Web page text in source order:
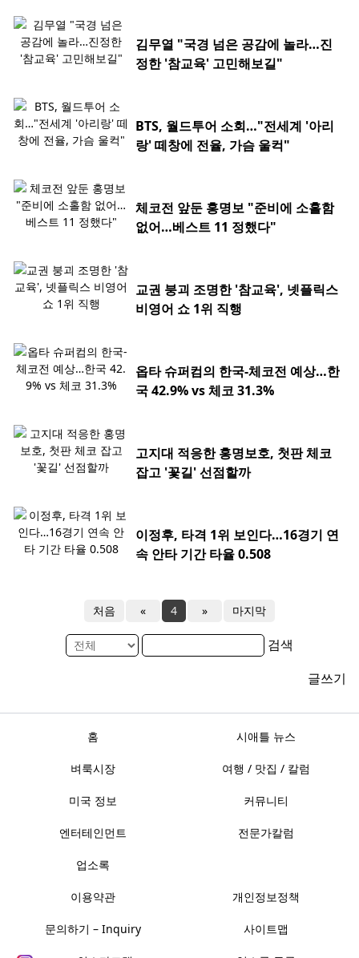
김무열 "국경 넘은 공감에 놀라…진
정한 '참교육' 고민해보길"
BTS, 월드투어 소회…"전세계 '아리
랑' 떼창에 전율, 가슴 울컥"
체코전 앞둔 홍명보 "준비에 소홀함
없어…베스트 11 정했다"
교권 붕괴 조명한 '참교육', 넷플릭스
비영어 쇼 1위 직행
옵타 슈퍼컴의 한국-체코전 예상…한
국 42.9% vs 체코 31.3%
고지대 적응한 홍명보호, 첫판 체코
잡고 '꽃길' 선점할까
이정후, 타격 1위 보인다…16경기 연
속 안타 기간 타율 0.508
처음 « 4 » 마지막
검색
글쓰기
홈 시애틀 뉴스
벼룩시장 여행 / 맛집 / 칼럼
미국 정보 커뮤니티
엔터테인먼트 전문가칼럼
업소록
이용약관 개인정보정책
문의하기 – Inquiry 사이트맵